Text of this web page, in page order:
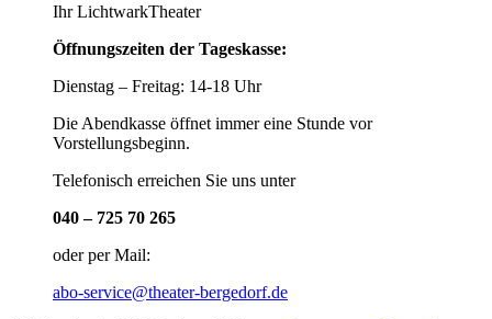
Ihr LichtwarkTheater
Öffnungszeiten der Tageskasse:
Dienstag – Freitag: 14-18 Uhr
Die Abendkasse öffnet immer eine Stunde vor
Vorstellungsbeginn.
Telefonisch erreichen Sie uns unter
040 – 725 70 265
oder per Mail:
abo-service@theater-bergedorf.de